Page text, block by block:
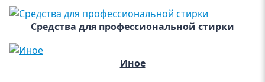
Средства для профессиональной стирки
Иное